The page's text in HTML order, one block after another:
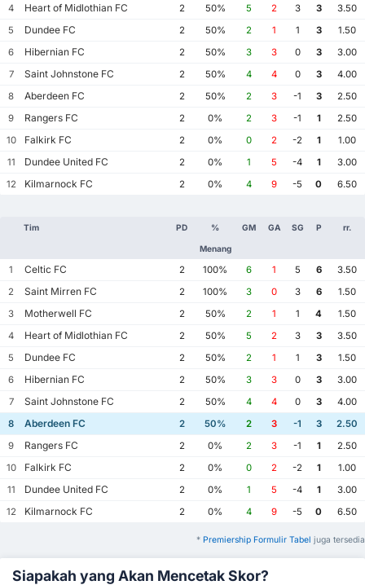
4 Heart of Midlothian FC 2 50% 5 2 3 3
3.50
5
Dundee FC 2 50% 2 1 1 3
1.50
6
Hibernian FC 2 50% 3 3 0 3
3.00
7
Saint Johnstone FC 2 50% 4 4 0 3
4.00
8
Aberdeen FC 2 50% 2 3 -1 3
2.50
9
Rangers FC 2 0% 2 3 -1 1
2.50
10
Falkirk FC 2 0% 0 2 -2 1
1.00
11
Dundee United FC 2 0% 1 5 -4 1
3.00
12
Kilmarnock FC 2 0% 4 9 -5 0 6.50
Tim PD %
Menang
GM GA SG P rr.
1 Celtic FC 2 100% 6 1 5 6
3.50
2
Saint Mirren FC 2 100% 3 0 3 6
1.50
3
Motherwell FC 2 50% 2 1 1 4
1.50
4
Heart of Midlothian FC 2 50% 5 2 3 3
3.50
5
Dundee FC 2 50% 2 1 1 3
1.50
6
Hibernian FC 2 50% 3 3 0 3
3.00
7
Saint Johnstone FC 2 50% 4 4 0 3
4.00
8
Aberdeen FC 2 50% 2 3 -1 3
2.50
9
Rangers FC 2 0% 2 3 -1 1
2.50
10
Falkirk FC 2 0% 0 2 -2 1
1.00
11
Dundee United FC 2 0% 1 5 -4 1
3.00
12
Kilmarnock FC 2 0% 4 9 -5 0 6.50
* Premiership Formulir Tabel juga tersedia
Siapakah yang Akan Mencetak Skor?